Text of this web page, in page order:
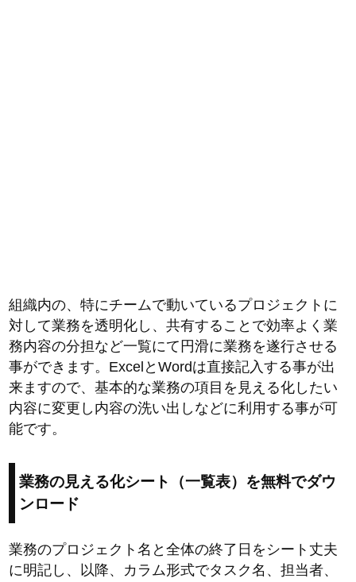
組織内の、特にチームで動いているプロジェクトに
対して業務を透明化し、共有することで効率よく業
務内容の分担など一覧にて円滑に業務を遂行させる
事ができます。ExcelとWordは直接記入する事が出
来ますので、基本的な業務の項目を見える化したい
内容に変更し内容の洗い出しなどに利用する事が可
能です。
業務の見える化シート（一覧表）を無料でダウ
ンロード
業務のプロジェクト名と全体の終了日をシート丈夫
に明記し、以降、カラム形式でタスク名、担当者、